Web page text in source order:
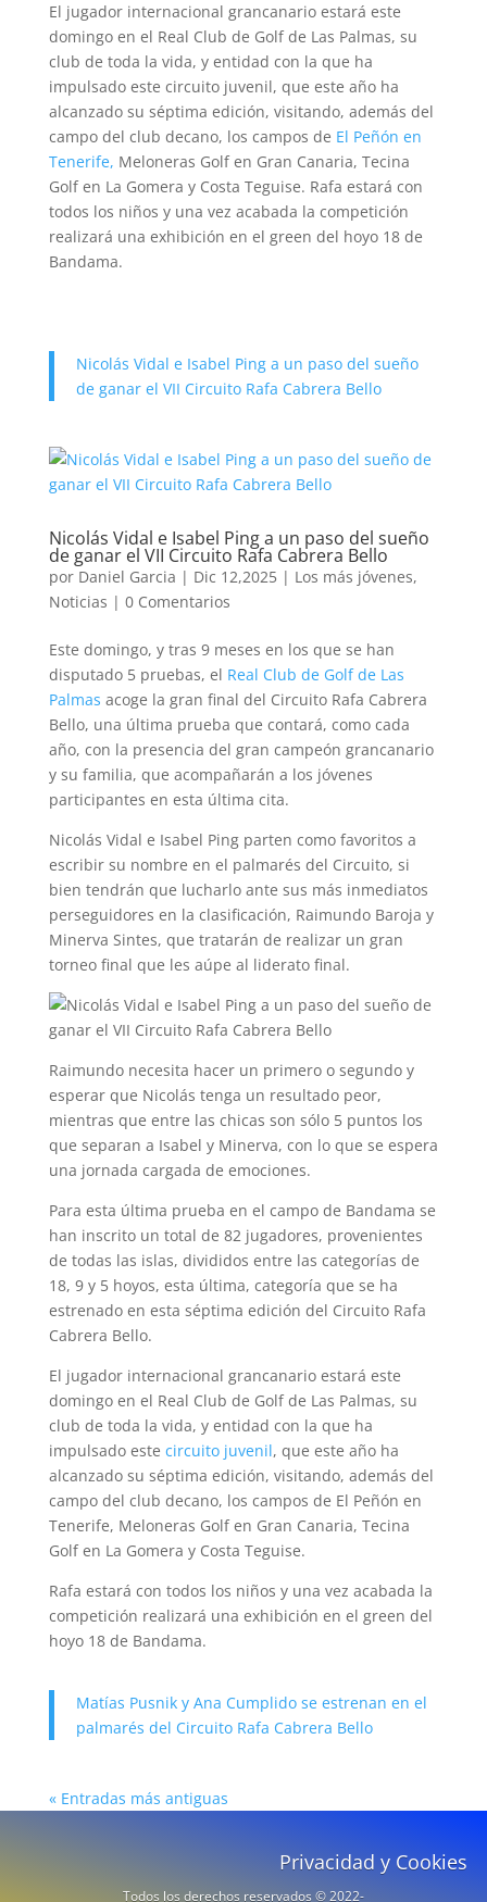
El jugador internacional grancanario estará este
domingo en el Real Club de Golf de Las Palmas, su
club de toda la vida, y entidad con la que ha
impulsado este circuito juvenil, que este año ha
alcanzado su séptima edición, visitando, además del
campo del club decano, los campos de El Peñón en
Tenerife, Meloneras Golf en Gran Canaria, Tecina
Golf en La Gomera y Costa Teguise. Rafa estará con
todos los niños y una vez acabada la competición
realizará una exhibición en el green del hoyo 18 de
Bandama.
Nicolás Vidal e Isabel Ping a un paso del sueño
de ganar el VII Circuito Rafa Cabrera Bello
Nicolás Vidal e Isabel Ping a un paso del sueño
de ganar el VII Circuito Rafa Cabrera Bello
por Daniel Garcia | Dic 12,2025| Los más jóvenes,
Noticias | 0 Comentarios
Este domingo, y tras 9 meses en los que se han
disputado 5 pruebas, el Real Club de Golf de Las
Palmas acoge la gran final del Circuito Rafa Cabrera
Bello, una última prueba que contará, como cada
año, con la presencia del gran campeón grancanario
y su familia, que acompañarán a los jóvenes
participantes en esta última cita.
Nicolás Vidal e Isabel Ping parten como favoritos a
escribir su nombre en el palmarés del Circuito, si
bien tendrán que lucharlo ante sus más inmediatos
perseguidores en la clasificación, Raimundo Baroja y
Minerva Sintes, que tratarán de realizar un gran
torneo final que les aúpe al liderato final.
Raimundo necesita hacer un primero o segundo y
esperar que Nicolás tenga un resultado peor,
mientras que entre las chicas son sólo 5 puntos los
que separan a Isabel y Minerva, con lo que se espera
una jornada cargada de emociones.
Para esta última prueba en el campo de Bandama se
han inscrito un total de 82 jugadores, provenientes
de todas las islas, divididos entre las categorías de
18, 9 y 5 hoyos, esta última, categoría que se ha
estrenado en esta séptima edición del Circuito Rafa
Cabrera Bello.
El jugador internacional grancanario estará este
domingo en el Real Club de Golf de Las Palmas, su
club de toda la vida, y entidad con la que ha
impulsado este circuito juvenil, que este año ha
alcanzado su séptima edición, visitando, además del
campo del club decano, los campos de El Peñón en
Tenerife, Meloneras Golf en Gran Canaria, Tecina
Golf en La Gomera y Costa Teguise.
Rafa estará con todos los niños y una vez acabada la
competición realizará una exhibición en el green del
hoyo 18 de Bandama.
Matías Pusnik y Ana Cumplido se estrenan en el
palmarés del Circuito Rafa Cabrera Bello
« Entradas más antiguas
Privacidad y Cookies
Todos los derechos reservados © 2022-